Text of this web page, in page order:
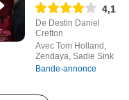
4,1
De Destin Daniel
Cretton
Avec Tom Holland,
Zendaya, Sadie Sink
Bande-annonce